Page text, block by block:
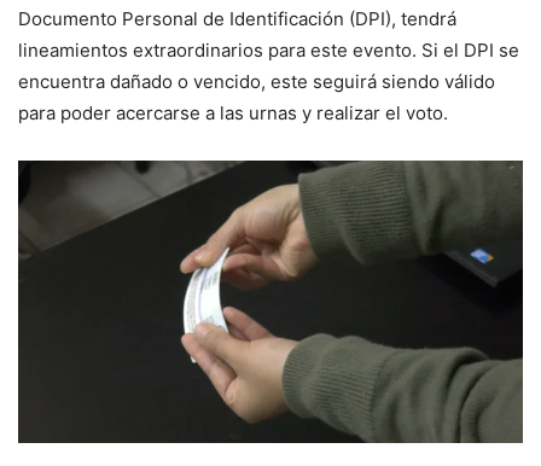
Documento Personal de Identificación (DPI), tendrá
lineamientos extraordinarios para este evento. Si el DPI se
encuentra dañado o vencido, este seguirá siendo válido
para poder acercarse a las urnas y realizar el voto.